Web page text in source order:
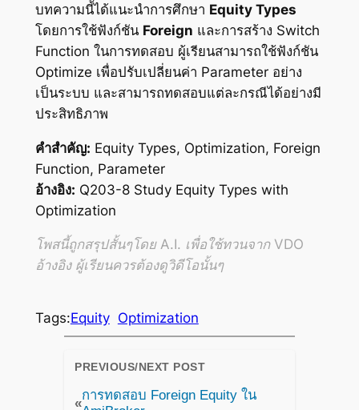
บทความนี้ได้แนะนำการศึกษา Equity Types
โดยการใช้ฟังก์ชัน Foreign และการสร้าง Switch
Function ในการทดสอบ ผู้เรียนสามารถใช้ฟังก์ชัน
Optimize เพื่อปรับเปลี่ยนค่า Parameter อย่าง
เป็นระบบ และสามารถทดสอบแต่ละกรณีได้อย่างมี
ประสิทธิภาพ
คำสำคัญ: Equity Types, Optimization, Foreign
Function, Parameter
อ้างอิง: Q203-8 Study Equity Types with
Optimization
โพสนี้ถูกสรุปสั้นๆโดย A.I. เพื่อใช้ทวนจาก VDO
อ้างอิง ผู้เรียนควรต้องดูวิดีโอนั้นๆ
Tags:Equity Optimization
PREVIOUS/NEXT POST
«
การทดสอบ Foreign Equity ใน